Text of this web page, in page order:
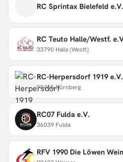
RC Sprintax Bielefeld e.V.
RC Teuto Halle/Westf.
33790 Halle (Westf.)
RC-Herpersdorf 1919 e.V.
90455 Nürnberg
RC07 Fulda e.V.
36039 Fulda
RFV 1990 Die Löwen